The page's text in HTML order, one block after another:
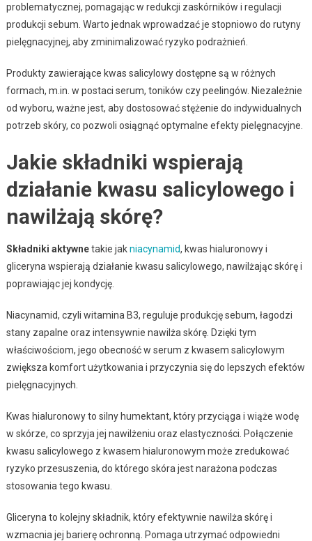
problematycznej, pomagając w redukcji zaskórników i regulacji
produkcji sebum. Warto jednak wprowadzać je stopniowo do rutyny
pielęgnacyjnej, aby zminimalizować ryzyko podrażnień.
Produkty zawierające kwas salicylowy dostępne są w różnych
formach, m.in. w postaci serum, toników czy peelingów. Niezależnie
od wyboru, ważne jest, aby dostosować stężenie do indywidualnych
potrzeb skóry, co pozwoli osiągnąć optymalne efekty pielęgnacyjne.
Jakie składniki wspierają
działanie kwasu salicylowego i
nawilżają skórę?
Składniki aktywnetakie jakniacynamid, kwas hialuronowy i
gliceryna wspierają działanie kwasu salicylowego, nawilżając skórę i
poprawiając jej kondycję.
Niacynamid, czyli witamina B3, reguluje produkcję sebum, łagodzi
stany zapalne oraz intensywnie nawilża skórę. Dzięki tym
właściwościom, jego obecność w serum z kwasem salicylowym
zwiększa komfort użytkowania i przyczynia się do lepszych efektów
pielęgnacyjnych.
Kwas hialuronowy to silny humektant, który przyciąga i wiąże wodę
w skórze, co sprzyja jej nawilżeniu oraz elastyczności. Połączenie
kwasu salicylowego z kwasem hialuronowym może zredukować
ryzyko przesuszenia, do którego skóra jest narażona podczas
stosowania tego kwasu.
Gliceryna to kolejny składnik, który efektywnie nawilża skórę i
wzmacnia jej barierę ochronną. Pomaga utrzymać odpowiedni